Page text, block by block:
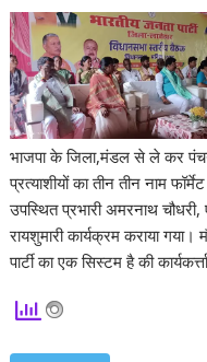
भाजपा के जिला,मंडल से ले कर
प्रत्याशीयों का तीन तीन नाम
उपस्थित प्रभारी अमरनाथ
रायशुमारी कार्यक्रम कराया
पार्टी का एक सिस्टम है की